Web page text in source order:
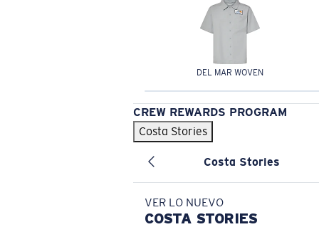
DEL MAR WOVEN
CREW REWARDS PROGRAM
Costa Stories
Costa Stories
VER LO NUEVO
COSTA STORIES